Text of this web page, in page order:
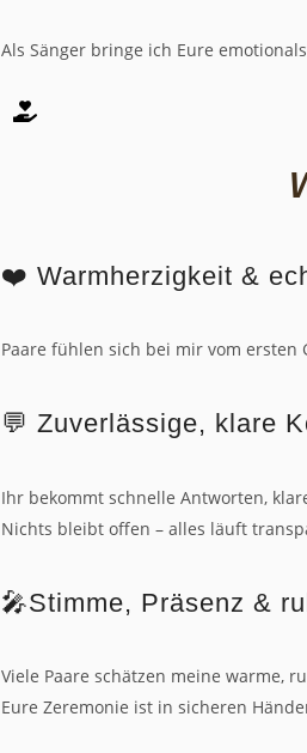
Als Sänger bringe ich Eure
❤️ Warmherzigkeit &
Paare fühlen sich bei mir vom ersten
💬 Zuverlässige, klare
Ihr bekommt schnelle Antworten,
Nichts bleibt offen – alles läuft
🎤Stimme, Präsenz &
Viele Paare schätzen meine warme,
Eure Zeremonie ist in sicheren